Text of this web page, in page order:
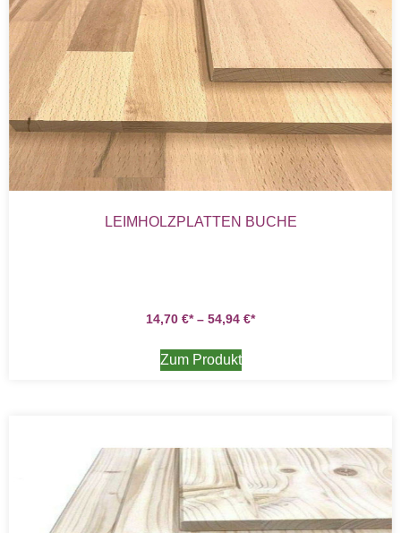
LEIMHOLZPLATTEN BUCHE
14,70 € – 54,94 €
Zum Produkt